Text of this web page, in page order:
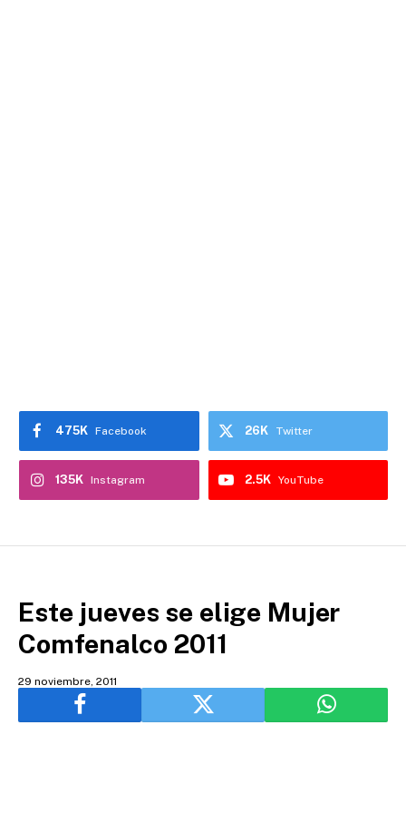
Facebook
475K Twitter
26K
Instagram
135K YouTube
2.5K
Este jueves se elige Mujer
Comfenalco 2011
29 noviembre, 2011